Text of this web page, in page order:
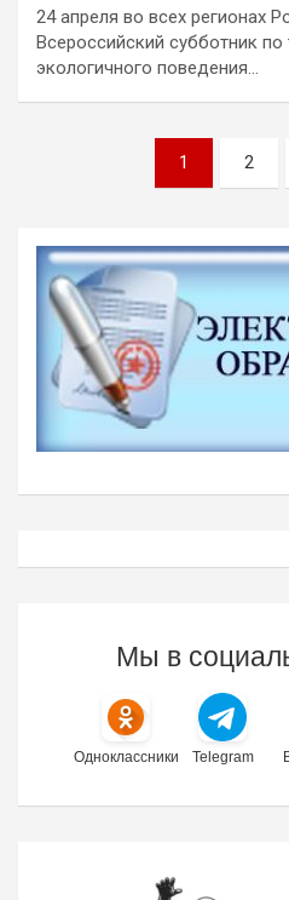
24 апреля во всех регионах
Всероссийский субботник
экологичного поведения…
1 2
Мы в
Одноклассники Telegram